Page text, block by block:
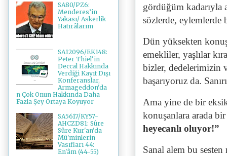
gördüğüm kadarıyla
sözlerde,
Dün yüksekten
emekliler, yaşlılar
bizler, dedelerimizin
başarıyoruz da.
Ama yine de bir
konuşanlara arada
heyecanlı oluyor!”
Sanal alem bu
SA80/PZ6:
Menderes’in
Yakası/ Askerlik
Hatırâlarım
SA12096/EK148:
Peter Thiel'in
Deccal Hakkında
Verdiği Kayıt Dışı
Konferanslar,
Armageddon'da
n Çok Onun Hakkında Daha
Fazla Şey Ortaya Koyuyor
SA5617/KY57-
AHCZD81: Sûre
Sûre Kur'an'da
Mü'minlerin
Vasıfları 44:
En'âm (44-55)